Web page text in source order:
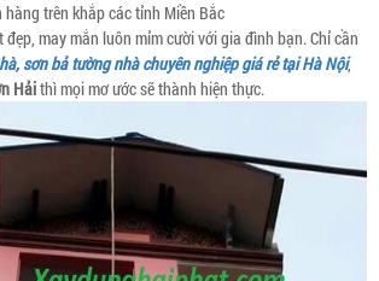
trên khắp các tỉnh Miền Bắc
may mắn luôn mỉm cười với gia đình bạn. Chỉ cần
sơn bả tường nhà chuyên nghiệp giá rẻ tại Hà Nội,
Hảithì mọi mơ ước sẽ thành hiện thực.